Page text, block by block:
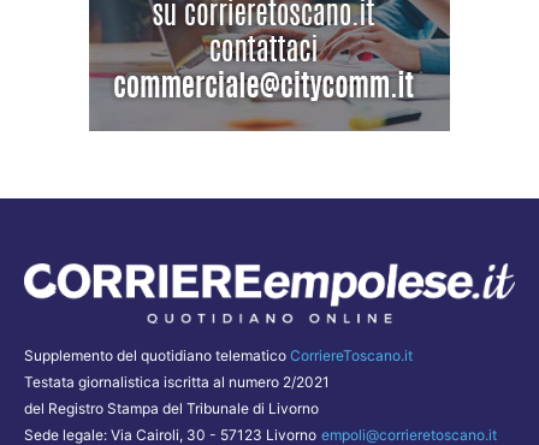
Supplemento del quotidiano telematico CorriereToscano.it
Testata giornalistica iscritta al numero 2/2021
del Registro Stampa del Tribunale di Livorno
Sede legale: Via Cairoli, 30 - 57123 Livorno empoli@corrieretoscano.it